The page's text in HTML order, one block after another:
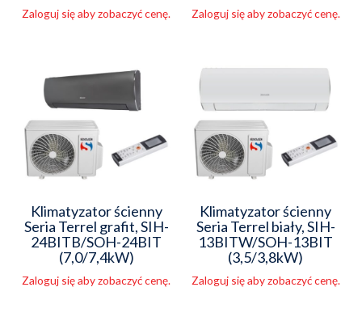
Zaloguj się aby zobaczyć cenę. Zaloguj się aby zobaczyć cenę.
Klimatyzator ścienny
Seria Terrel grafit, SIH-
24BITB/SOH-24BIT
(7,0/7,4kW)
Zaloguj się aby zobaczyć cenę.
Klimatyzator ścienny
Seria Terrel biały, SIH-
13BITW/SOH-13BIT
(3,5/3,8kW)
Zaloguj się aby zobaczyć cenę.